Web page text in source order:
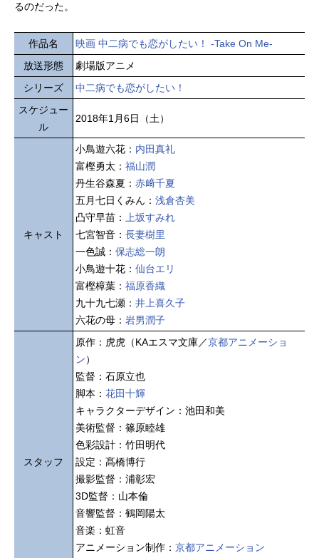
るのだった。
作品名
映画 中二病でも恋がしたい！ -Take On Me-
放送形態
劇場版アニメ
シリーズ
中二病でも恋がしたい！
スケジュー
ル
2018年1月6日（土）
キャスト
小鳥遊六花： 内田真礼
富樫勇太： 福山潤
丹生谷森夏： 赤﨑千夏
五月七日くみん： 浅倉杏美
凸守早苗： 上坂すみれ
七宮智音： 長妻樹里
一色誠： 保志総一朗
小鳥遊十花： 仙台エリ
富樫樟葉： 福原香織
九十九七瀬： 井上喜久子
六花の母： 岩男潤子
スタッフ
原作：虎虎（KAエスマ文庫／京都アニメーショ
ン）
監督：石原立也
脚本： 花田十輝
キャラクターデザイン：池田和美
美術監督：篠原睦雄
色彩設計：竹田明代
設定：髙橋博行
撮影監督：浦彰宏
3D監督：山本倫
音響監督：鶴岡陽太
音楽：虹音
アニメーション制作： 京都アニメーション